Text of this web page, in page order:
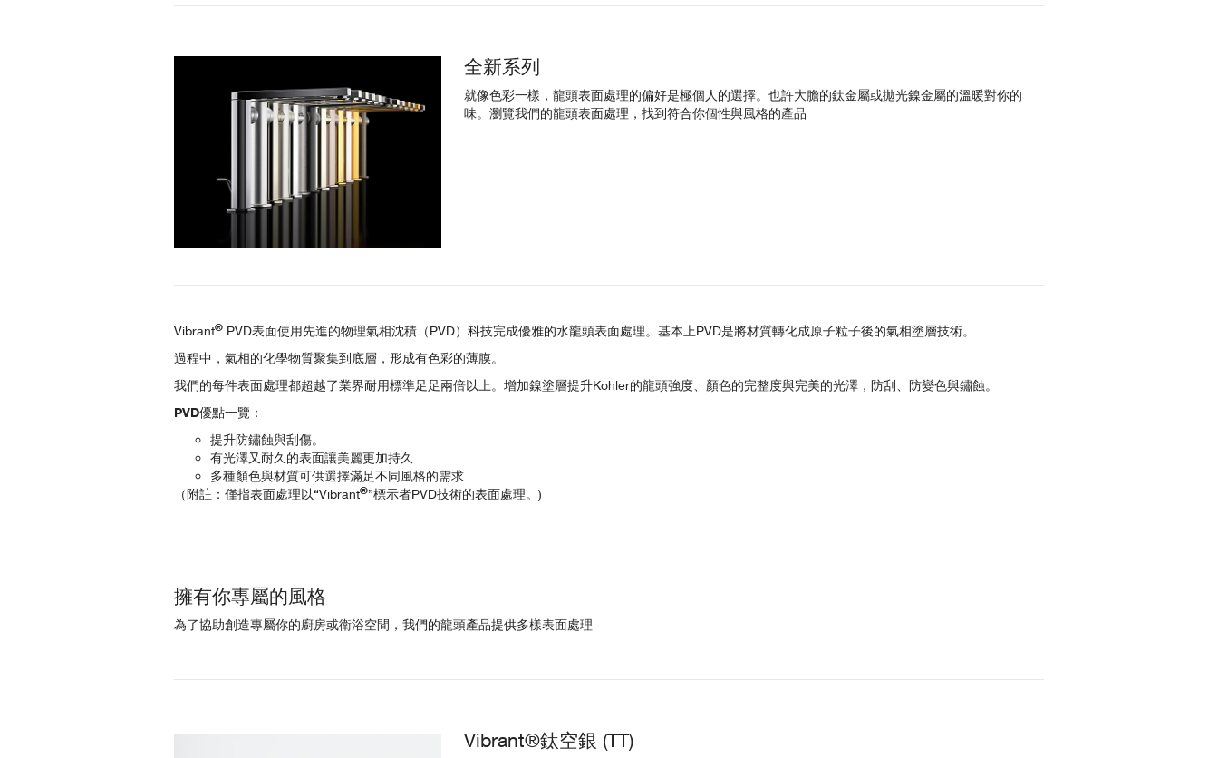
全新系列
就像色彩一樣，龍頭表面處理的偏好是極個人的選擇。也許大膽的鈦金屬或拋光鎳金屬的溫暖對你的
味。瀏覽我們的龍頭表面處理，找到符合你個性與風格的產品
Vibrant® PVD表面使用先進的物理氣相沈積（PVD）科技完成優雅的水龍頭表面處理。基本上PVD是將材質轉化成原子粒子後的氣相塗層技術。
過程中，氣相的化學物質聚集到底層，形成有色彩的薄膜。
我們的每件表面處理都超越了業界耐用標準足足兩倍以上。增加鎳塗層提升Kohler的龍頭強度、顏色的完整度與完美的光澤，防刮、防變色與鏽蝕。
PVD優點一覽：
提升防鏽蝕與刮傷。
有光澤又耐久的表面讓美麗更加持久
多種顏色與材質可供選擇滿足不同風格的需求
（附註：僅指表面處理以“Vibrant®”標示者PVD技術的表面處理。)
擁有你專屬的風格
為了協助創造專屬你的廚房或衛浴空間，我們的龍頭產品提供多樣表面處理
Vibrant®鈦空銀 (TT)